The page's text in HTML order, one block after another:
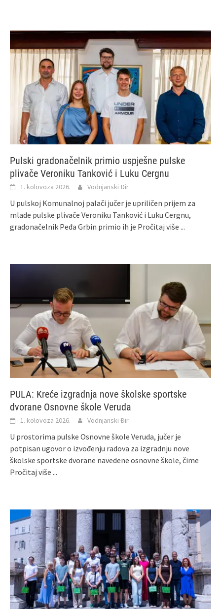
Pulski gradonačelnik primio uspješne pulske
plivače Veroniku Tanković i Luku Cergnu
1. kolovoza 2026. Vodnjanski Đir
U pulskoj Komunalnoj palači jučer je upriličen prijem za
mlade pulske plivače Veroniku Tanković i Luku Cergnu,
gradonačelnik Peđa Grbin primio ih je Pročitaj više ...
PULA: Kreće izgradnja nove školske sportske
dvorane Osnovne škole Veruda
1. kolovoza 2026. Vodnjanski Đir
U prostorima pulske Osnovne škole Veruda, jučer je
potpisan ugovor o izvođenju radova za izgradnju nove
školske sportske dvorane navedene osnovne škole, čime
Pročitaj više ...